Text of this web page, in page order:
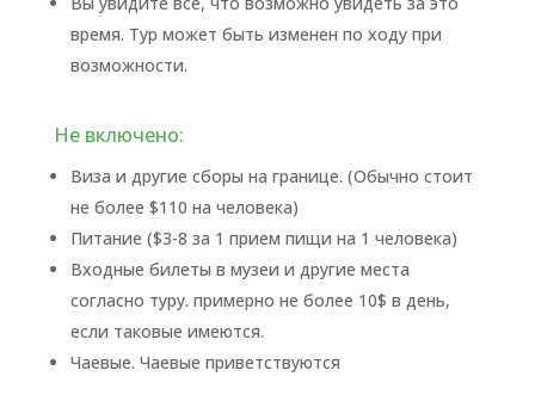
время. Тур может быть изменен по ходу при
возможности.
Не включено:
Виза и другие сборы на границе. (Обычно стоит
не более $110 на человека)
Питание ($3-8 за 1 прием пищи на 1 человека)
Входные билеты в музеи и другие места
согласно туру. примерно не более 10$ в день,
если таковые имеются.
Чаевые. Чаевые приветствуются